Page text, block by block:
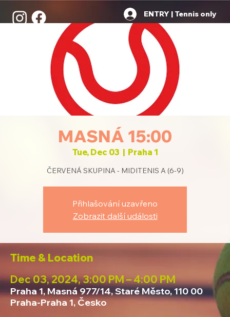
ENTRY | Tennis only
MASNÁ 15:00
Tue, Dec 03
  |
Praha 1
ČERVENÁ SKUPINA - MIDITENIS A (6-9)
Přihlašování uzavřeno
Zobrazit další události
Time & Location
Dec 03, 2024, 3:00 PM – 4:00 PM
Praha 1, Masná 977/14, Staré Město, 110 00
Praha-Praha 1, Česko